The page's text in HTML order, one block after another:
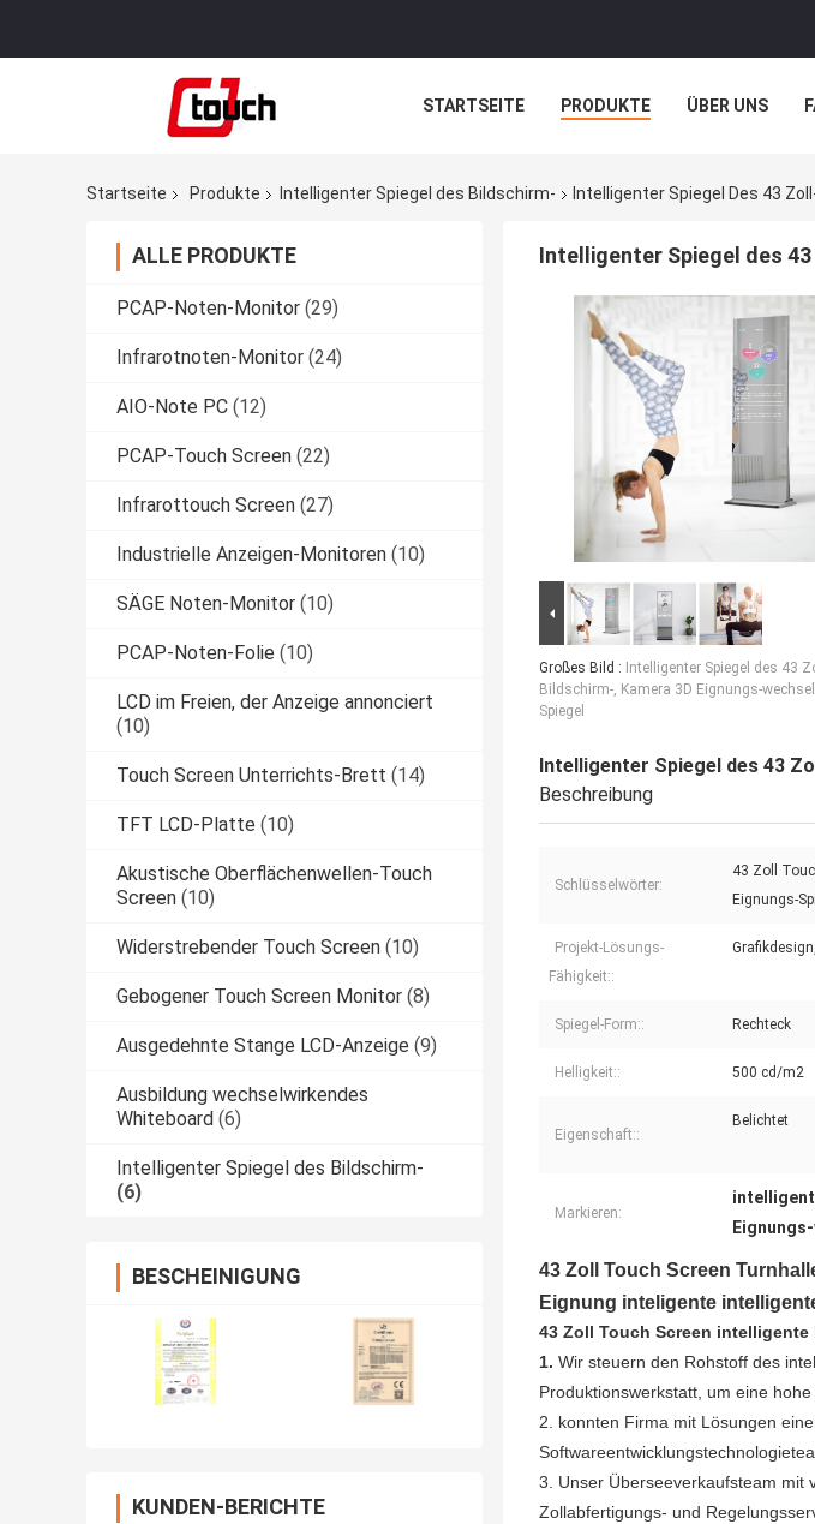
STARTSEITE PRODUKTE ÜBER UNS
Startseite Produkte Intelligenter Spiegel des Bildschirm- Intelligenter Spiegel Des 43
ALLE PRODUKTE
PCAP-Noten-Monitor (29)
Infrarotnoten-Monitor (24)
AIO-Note PC (12)
PCAP-Touch Screen (22)
Infrarottouch Screen (27)
Industrielle Anzeigen-Monitoren (10)
SÄGE Noten-Monitor (10)
PCAP-Noten-Folie (10)
LCD im Freien, der Anzeige annonciert
(10)
Touch Screen Unterrichts-Brett (14)
TFT LCD-Platte (10)
Akustische Oberflächenwellen-Touch
Screen (10)
Widerstrebender Touch Screen (10)
Gebogener Touch Screen Monitor (8)
Ausgedehnte Stange LCD-Anzeige (9)
Ausbildung wechselwirkendes
Whiteboard (6)
Intelligenter Spiegel des Bildschirm-
(6)
BESCHEINIGUNG
KUNDEN-BERICHTE
Intelligenter Spiegel des
Großes Bild : Intelligenter Spiegel des 43
Bildschirm-, Kamera 3D Eignungs-
Spiegel
Intelligenter Spiegel des 43
Beschreibung
Schlüsselwörter:
43 Zoll
Eignungs-
Projekt-Lösungs-
Fähigkeit::
Spiegel-Form:: Rechteck
Helligkeit:: 500 cd/m2
Eigenschaft::
Belichtet
Markieren:
43 Zoll Touch Screen
Eignung inteligente
43 Zoll Touch Screen
1. Wir steuern den Rohstoff des
Produktionswerkstatt, um eine
2. konnten Firma mit Lösungen
3. Unser Überseeverkaufsteam mit
Zollabfertigungs- und